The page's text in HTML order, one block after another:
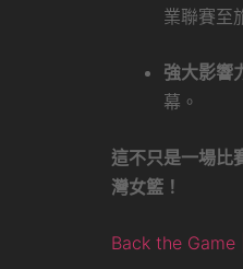
業聯賽至
強大影響
幕。
這不只是一場比
灣女籃！
Back the Game